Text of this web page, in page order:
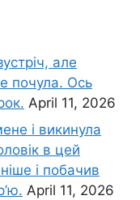
але
почула. Ось
April 11, 2026
і викинула
в цей
і побачив
April 11, 2026